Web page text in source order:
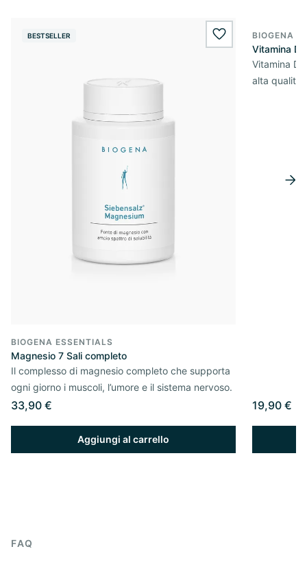
BESTSELLER wishlist.add
BIOGENA ESSENTIALS
Magnesio 7 Sali completo
Il complesso di magnesio completo che supporta
ogni giorno i muscoli, l’umore e il sistema nervoso.
33,90 €
Aggiungi al carrello
BIOGENA
Vitamina
Vitamina
alta qualità
19,90 €
FAQ